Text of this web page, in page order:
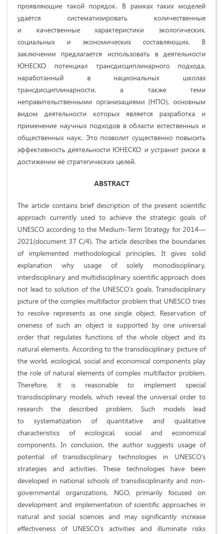
проявляющие такой порядок. В рамках таких моделей
удаётся систематизировать количественные
и качественные характеристики экологических,
социальных и экономических составляющих. В
заключении предлагается использовать в деятельности
ЮНЕСКО потенциал трансдисциплинарного подхода,
наработанный в национальных школах
трансдисциплинарности, а также теми
неправительственными организациями (НПО), основным
видом деятельности которых является разработка и
применение научных подходов в области естественных и
общественных наук. Это позволит существенно повысить
эффективность деятельности ЮНЕСКО и устранит риски в
достижении её стратегических целей.
ABSTRACT
The article contains brief description of the present scientific
approach currently used to achieve the strategic goals of
UNESCO according to the Medium-Term Strategy for 2014—
2021(document 37 C/4). The article describes the boundaries
of implemented methodological principles. It gives solid
explanation why usage of solely monodisciplinary,
interdisciplinary and multidisciplinary scientific approach does
not lead to solution of the UNESCO’s goals. Transdisciplinary
picture of the complex multifactor problem that UNESCO tries
to resolve represents as one single object. Reservation of
oneness of such an object is supported by one universal
order that regulates functions of the whole object and its
natural elements. According to the transdisciplinary picture of
the world, ecological, social and economical components play
the role of natural elements of complex multifactor problem.
Therefore, it is reasonable to implement special
transdisciplinary models, which reveal the universal order to
research the described problem. Such models lead
to systematization of quantitative and qualitative
characteristics of ecological, social and economical
components. In conclusion, the author suggests usage of
potential of transdisciplinary technologies in UNESCO’s
strategies and activities. These technologies have been
developed in national schools of transdisciplinarity and non-
governmental organizations, NGO, primarily focused on
development and implementation of scientific approaches in
natural and social sciences and may significantly increase
effectiveness of UNESCO’s activities and illuminate risks